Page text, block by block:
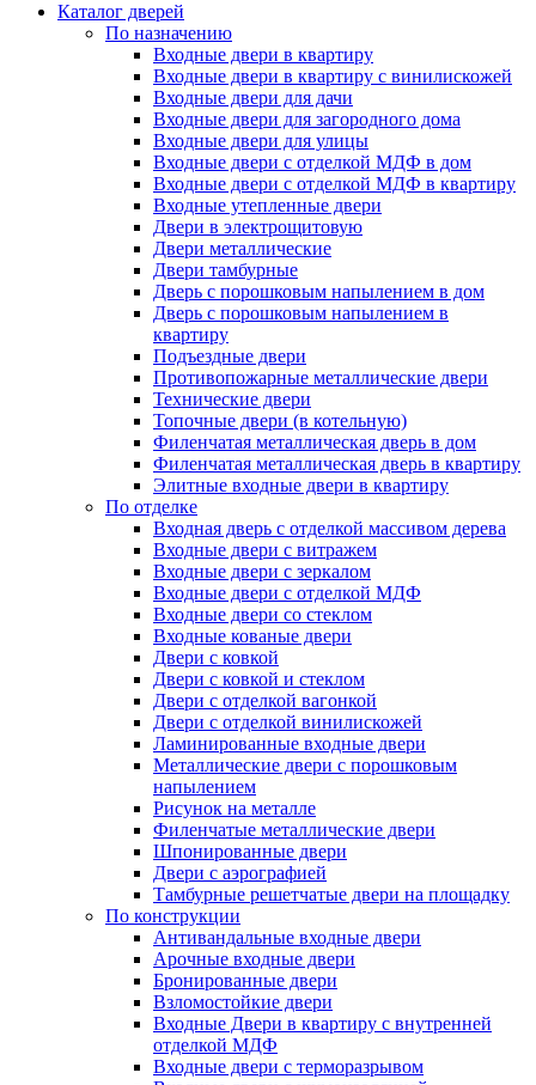
Каталог дверей
По назначению
Входные двери в квартиру
Входные двери в квартиру с винилискожей
Входные двери для дачи
Входные двери для загородного дома
Входные двери для улицы
Входные двери с отделкой МДФ в дом
Входные двери с отделкой МДФ в квартиру
Входные утепленные двери
Двери в электрощитовую
Двери металлические
Двери тамбурные
Дверь с порошковым напылением в дом
Дверь с порошковым напылением в
квартиру
Подъездные двери
Противопожарные металлические двери
Технические двери
Топочные двери (в котельную)
Филенчатая металлическая дверь в дом
Филенчатая металлическая дверь в квартиру
Элитные входные двери в квартиру
По отделке
Входная дверь с отделкой массивом дерева
Входные двери с витражем
Входные двери с зеркалом
Входные двери с отделкой МДФ
Входные двери со стеклом
Входные кованые двери
Двери с ковкой
Двери с ковкой и стеклом
Двери с отделкой вагонкой
Двери с отделкой винилискожей
Ламинированные входные двери
Металлические двери с порошковым
напылением
Рисунок на металле
Филенчатые металлические двери
Шпонированные двери
Двери с аэрографией
Тамбурные решетчатые двери на площадку
По конструкции
Антивандальные входные двери
Арочные входные двери
Бронированные двери
Взломостойкие двери
Входные Двери в квартиру с внутренней
отделкой МДФ
Входные двери с терморазрывом